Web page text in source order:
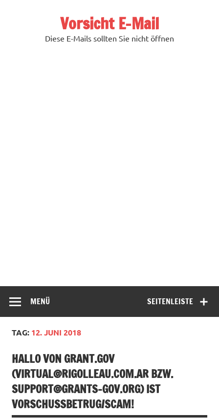
Vorsicht E-Mail
Diese E-Mails sollten Sie nicht öffnen
SEITENLEISTE
MENÜ
TAG: 12. JUNI 2018
HALLO VON GRANT.GOV
(VIRTUAL@RIGOLLEAU.COM.ARBZW.
SUPPORT@GRANTS-GOV.ORG) IST
VORSCHUSSBETRUG/SCAM!